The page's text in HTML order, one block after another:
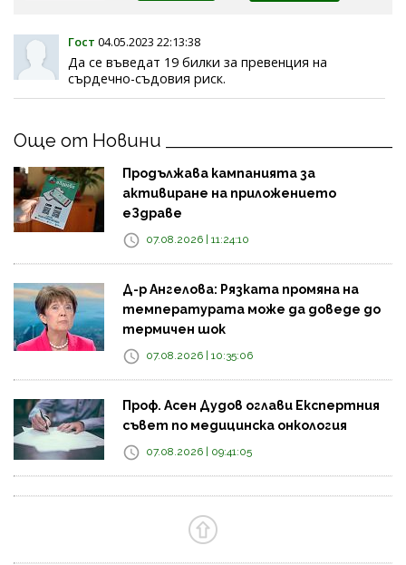
Гост 04.05.2023 22:13:38
Да се въведат 19 билки за превенция на
сърдечно-съдовия риск.
Още от Новини
Продължава кампанията за
активиране на приложението
еЗдраве
07.08.2026 | 11:24:10
Д-р Ангелова: Рязката промяна на
температурата може да доведе до
термичен шок
07.08.2026 | 10:35:06
Проф. Асен Дудов оглави Експертния
съвет по медицинска онкология
07.08.2026 | 09:41:05